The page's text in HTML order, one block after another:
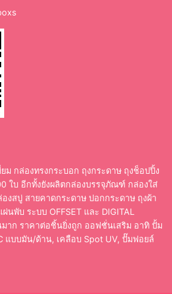
ม กล่องทรงกระบอก ถุงกระดาษ ถุงช็อปปิ้ง
ใบ อีกทั้งยังผลิตกล่องบรรจุภัณฑ์ กล่องใส่
งสบู่ สายคาดกระดาษ ปอกกระดาษ ถุงผ้า
นพับ ระบบ OFFSET และ DIGITAL
าก ราคาต่อชิ้นยิ่งถูก ออฟชั่นเสริม อาทิ ปั้ม
แบบมัน/ด้าน, เคลือบ Spot UV, ปั๊มฟอยล์